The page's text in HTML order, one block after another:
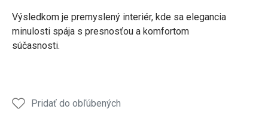
Výsledkom je premyslený interiér, kde sa elegancia
minulosti spája s presnosťou a komfortom
súčasnosti.
Pridať do obľúbených